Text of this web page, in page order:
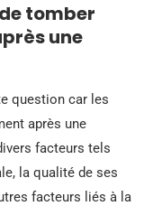
tomber
une
question car les
après une
facteurs tels
la qualité de ses
facteurs liés à la